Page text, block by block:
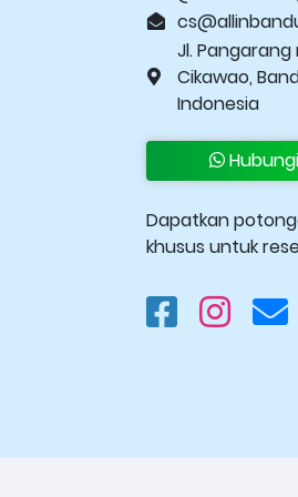
Jl. Pangarang
Cikawao,
Indonesia
Dapatkan
khusus untuk